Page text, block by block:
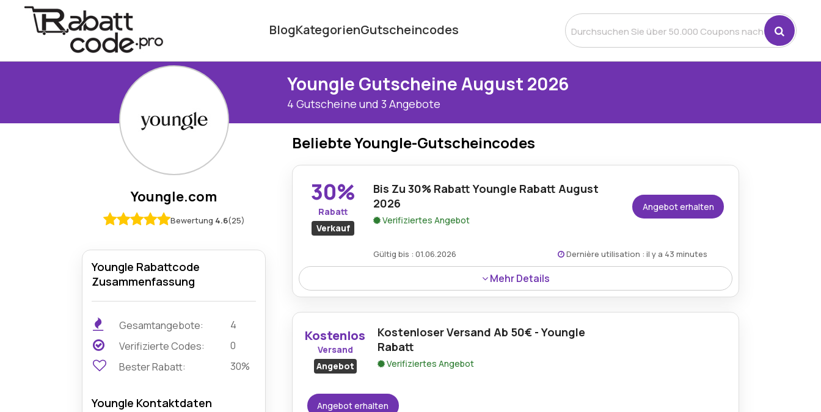
BlogKategorienGutscheincodes
Youngle Gutscheine August 2026
4 Gutscheine und 3 Angebote
Beliebte Youngle-Gutscheincodes
30%
Rabatt
Verkauf
Bis Zu 30% Rabatt Youngle Rabatt August
2026
Verifiziertes Angebot
Angebot erhalten
Gültig bis : 01.06.2026 Dernière utilisation : il y a 43 minutes
Mehr Details
Kunden können bei Youngle bis zu 30% Rabatt genießen und online wertvolle Einsparungen bei
Gesundheits¬ergänzungen, Wellnessprodukten und wichtigen Artikeln finden.
Kostenlos
Versand
Angebot
Kostenloser Versand Ab 50€ - Youngle
Rabatt
Verifiziertes Angebot
Angebot erhalten
Youngle.com
Bewertung 4.6(25)
Youngle Rabattcode
Zusammenfassung
Gesamtangebote:
4
Verifizierte Codes:
0
Bester Rabatt:
30%
Youngle Kontaktdaten